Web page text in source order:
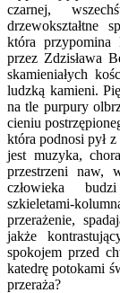
czarnej,
drzewokształtne
która przypomina
przez Zdzisława
skamieniałych
ludzką kamieni.
na tle purpury
cieniu
która podnosi pył
jest muzyka,
przestrzeni naw,
człowieka
szkieletami-
przerażenie,
jakże
spokojem przed
katedrę potokami
przeraża?